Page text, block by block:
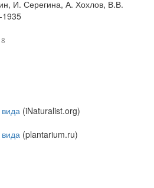
И. Серегина, А. Хохлов, В.В.
1935
(iNaturalist.org)
(plantarium.ru)